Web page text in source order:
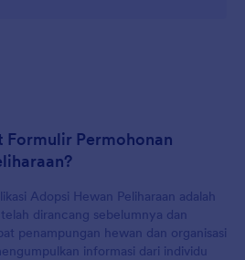
Formulir Permohonan
Adopsi Hewan Peliharaan adalah
dirancang sebelumnya dan
penampungan hewan dan organisasi
informasi dari individu